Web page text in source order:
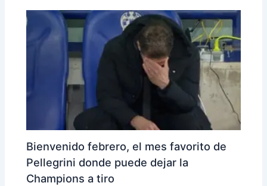
Bienvenido febrero, el mes favorito de
Pellegrini donde puede dejar la
Champions a tiro